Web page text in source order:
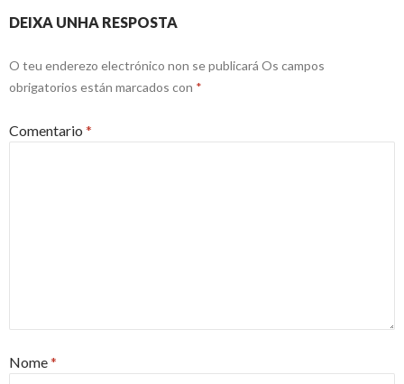
DEIXA UNHA RESPOSTA
O teu enderezo electrónico non se publicará Os campos
obrigatorios están marcados con *
Comentario *
Nome*